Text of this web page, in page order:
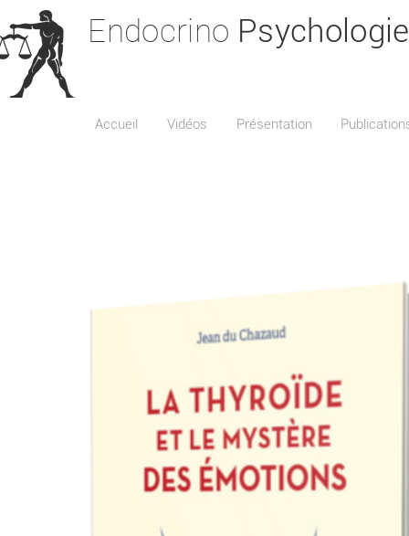
Endocrino Psychologie
Accueil Vidéos Présentation